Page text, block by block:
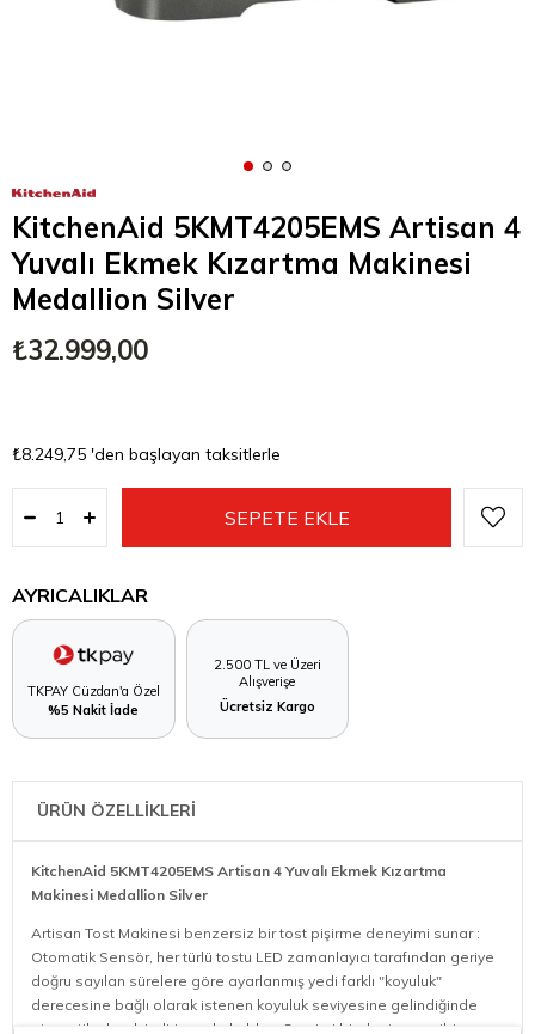
KitchenAid 5KMT4205EMS Artisan 4
Yuvalı Ekmek Kızartma Makinesi
Medallion Silver
₺32.999,00
₺8.249,75 'den başlayan taksitlerle
AYRICALIKLAR
TKPAY Cüzdan'a Özel
%5 Nakit İade
2.500 TL ve Üzeri
Alışverişe
Ücretsiz Kargo
ÜRÜN ÖZELLİKLERİ
KitchenAid 5KMT4205EMS Artisan 4 Yuvalı Ekmek Kızartma
Makinesi Medallion Silver
Artisan Tost Makinesi benzersiz bir tost pişirme deneyimi sunar :
Otomatik Sensör, her türlü tostu LED zamanlayıcı tarafından geriye
doğru sayılan sürelere göre ayarlanmış yedi farklı "koyuluk"
derecesine bağlı olarak istenen koyuluk seviyesine gelindiğinde
otomatik olarak indirir ya da kaldırır. Samimi bir dostunuz gibi,